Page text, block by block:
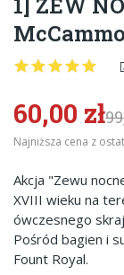
60,00 zł
Najniższa cena z
Akcja "Zewu
XVIII wieku na
ówczesnego
Pośród bagien i
Fount Royal.